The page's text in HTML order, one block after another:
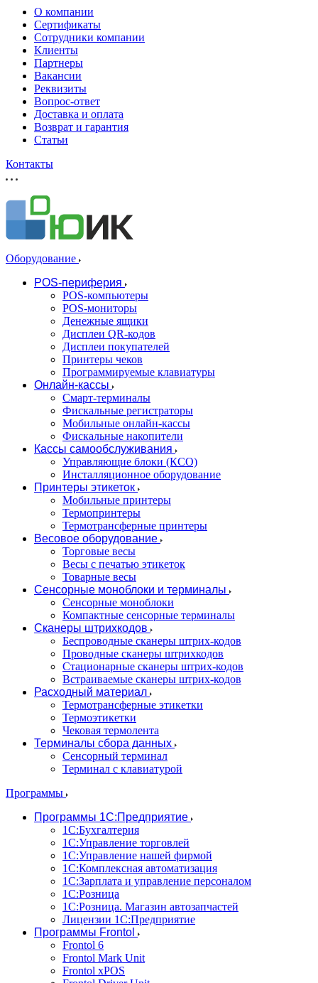
О компании
Сертификаты
Сотрудники компании
Клиенты
Партнеры
Вакансии
Реквизиты
Вопрос-ответ
Доставка и оплата
Возврат и гарантия
Статьи
Контакты
Оборудование
POS-периферия
POS-компьютеры
POS-мониторы
Денежные ящики
Дисплеи QR-кодов
Дисплеи покупателей
Принтеры чеков
Программируемые клавиатуры
Онлайн-кассы
Смарт-терминалы
Фискальные регистраторы
Мобильные онлайн-кассы
Фискальные накопители
Кассы самообслуживания
Управляющие блоки (КСО)
Инсталляционное оборудование
Принтеры этикеток
Мобильные принтеры
Термопринтеры
Термотрансферные принтеры
Весовое оборудование
Торговые весы
Весы с печатью этикеток
Товарные весы
Сенсорные моноблоки и терминалы
Сенсорные моноблоки
Компактные сенсорные терминалы
Сканеры штрихкодов
Беспроводные сканеры штрих-кодов
Проводные сканеры штрихкодов
Стационарные сканеры штрих-кодов
Встраиваемые сканеры штрих-кодов
Расходный материал
Термотрансферные этикетки
Термоэтикетки
Чековая термолента
Терминалы сбора данных
Сенсорный терминал
Терминал с клавиатурой
Программы
Программы 1С:Предприятие
1С:Бухгалтерия
1С:Управление торговлей
1С:Управление нашей фирмой
1С:Комплексная автоматизация
1С:Зарплата и управление персоналом
1С:Розница
1С:Розница. Магазин автозапчастей
Лицензии 1С:Предприятие
Программы Frontol
Frontol 6
Frontol Mark Unit
Frontol xPOS